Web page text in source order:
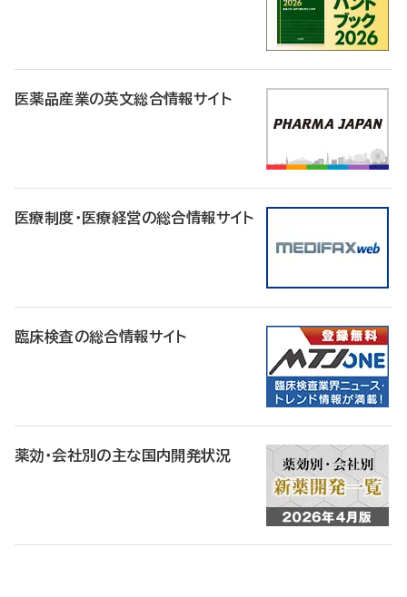
医薬品産業の英文総合情報サイト
医療制度・医療経営の総合情報サイト
臨床検査の総合情報サイト
薬効・会社別の主な国内開発状況